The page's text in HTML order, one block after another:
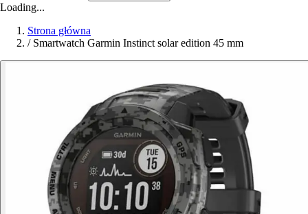
Loading...
Strona główna
/ Smartwatch Garmin Instinct solar edition 45 mm